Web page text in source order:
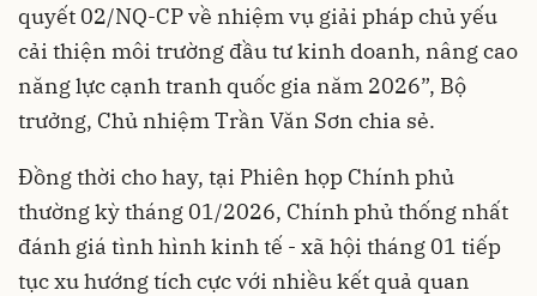
quyết 02/NQ-CP về nhiệm vụ giải pháp chủ yếu
cải thiện môi trường đầu tư kinh doanh, nâng cao
năng lực cạnh tranh quốc gia năm 2026”, Bộ
trưởng, Chủ nhiệm Trần Văn Sơn chia sẻ.
Đồng thời cho hay, tại Phiên họp Chính phủ
thường kỳ tháng 01/2026, Chính phủ thống nhất
đánh giá tình hình kinh tế - xã hội tháng 01 tiếp
tục xu hướng tích cực với nhiều kết quả quan